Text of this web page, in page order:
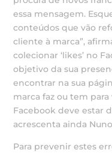
essa mensagem.
conteúdos que vão
cliente à marca”,
colecionar ‘likes’ no
objetivo da sua
encontrar na sua
marca faz ou tem
Facebook deve estar
acrescenta ainda
Para prevenir estes